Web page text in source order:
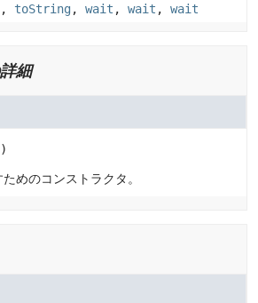
, toString, wait , wait , wait
細
めのコンストラクタ。